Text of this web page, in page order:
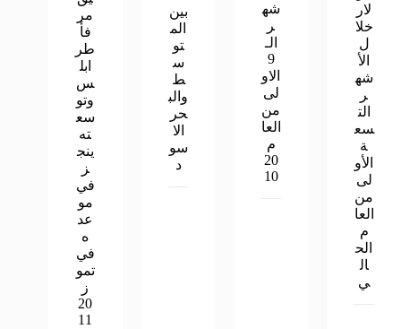
لار
خلا
ل
الأ
شه
ر
الت
سع
ة
الأو
لى
من
العا
م
الح
ال
ي
شه
ر
الـ
9
الاو
لى
من
العا
م
20
10
بين
الم
تو
س
ط
والب
حر
الا
سو
د
مر
فأ
طر
ابل
س
وتو
سع
ته
ينج
ز
في
مو
عد
ه
في
تمو
ز
20
11